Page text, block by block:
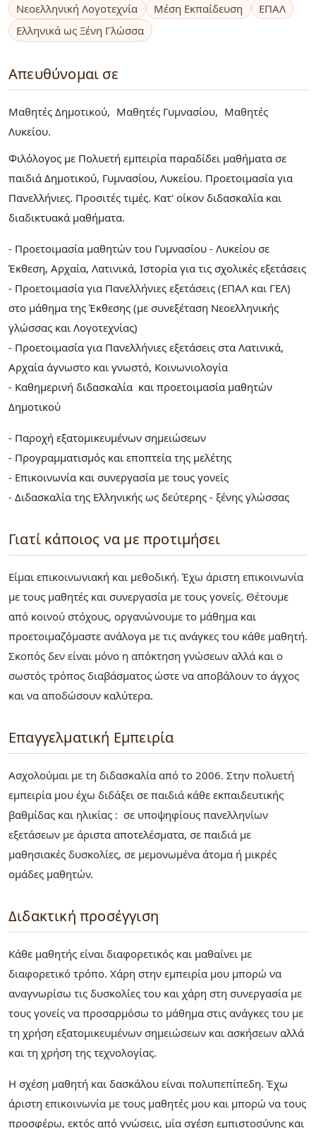
Νεοελληνική Λογοτεχνία
Μέση Εκπαίδευση
ΕΠΑΛ
Ελληνικά ως Ξένη Γλώσσα
Απευθύνομαι σε
Μαθητές Δημοτικού Μαθητές Γυμνασίου
Μαθητές
Λυκείου
Φιλόλογος με Πολυετή εμπειρία παραδίδει μαθήματα σε
παιδιά Δημοτικού, Γυμνασίου, Λυκείου. Προετοιμασία για
Πανελλήνιες. Προσιτές τιμές. Κατ' οίκον διδασκαλία και
διαδικτυακά μαθήματα.
- Προετοιμασία μαθητών του Γυμνασίου - Λυκείου σε
Έκθεση, Αρχαία, Λατινικά, Ιστορία για τις σχολικές εξετάσεις
- Προετοιμασία για Πανελλήνιες εξετάσεις (ΕΠΑΛ και ΓΕΛ)
στο μάθημα της Έκθεσης (με συνεξέταση Νεοελληνικής
γλώσσας και Λογοτεχνίας)
- Προετοιμασία για Πανελλήνιες εξετάσεις στα Λατινικά,
Αρχαία άγνωστο και γνωστό, Κοινωνιολογία
- Καθημερινή διδασκαλία και προετοιμασία μαθητών
Δημοτικού
- Παροχή εξατομικευμένων σημειώσεων
- Προγραμματισμός και εποπτεία της μελέτης
- Επικοινωνία και συνεργασία με τους γονείς
- Διδασκαλία της Ελληνικής ως δεύτερης - ξένης γλώσσας
Γιατί κάποιος να με προτιμήσει
Είμαι επικοινωνιακή και μεθοδική. Έχω άριστη επικοινωνία
με τους μαθητές και συνεργασία με τους γονείς. Θέτουμε
από κοινού στόχους, οργανώνουμε το μάθημα και
προετοιμαζόμαστε ανάλογα με τις ανάγκες του κάθε μαθητή.
Σκοπός δεν είναι μόνο η απόκτηση γνώσεων αλλά και ο
σωστός τρόπος διαβάσματος ώστε να αποβάλουν το άγχος
και να αποδώσουν καλύτερα.
Επαγγελματική Εμπειρία
Ασχολούμαι με τη διδασκαλία από το 2006. Στην πολυετή
εμπειρία μου έχω διδάξει σε παιδιά κάθε εκπαιδευτικής
βαθμίδας και ηλικίας : σε υποψηφίους πανελληνίων
εξετάσεων με άριστα αποτελέσματα, σε παιδιά με
μαθησιακές δυσκολίες, σε μεμονωμένα άτομα ή μικρές
ομάδες μαθητών.
Διδακτική προσέγγιση
Κάθε μαθητής είναι διαφορετικός και μαθαίνει με
διαφορετικό τρόπο. Χάρη στην εμπειρία μου μπορώ να
αναγνωρίσω τις δυσκολίες του και χάρη στη συνεργασία με
τους γονείς να προσαρμόσω το μάθημα στις ανάγκες του με
τη χρήση εξατομικευμένων σημειώσεων και ασκήσεων αλλά
και τη χρήση της τεχνολογίας.
Η σχέση μαθητή και δασκάλου είναι πολυπεπίπεδη. Έχω
άριστη επικοινωνία με τους μαθητές μου και μπορώ να τους
προσφέρω, εκτός από γνώσεις, μία σχέση εμπιστοσύνης και